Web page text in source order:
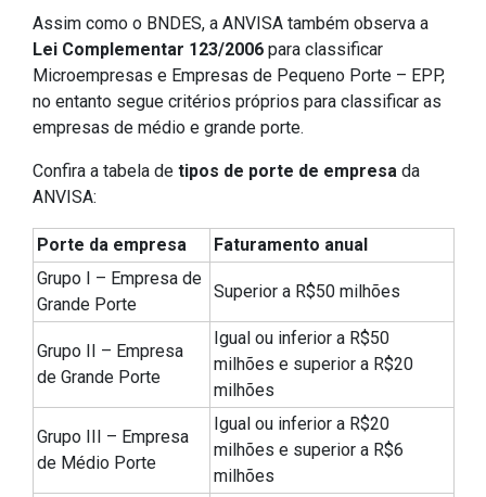
Assim como o BNDES, a ANVISA também observa a
Lei Complementar 123/2006 para classificar
Microempresas e Empresas de Pequeno Porte – EPP,
no entanto segue critérios próprios para classificar as
empresas de médio e grande porte.
Confira a tabela de tipos de porte de empresa da
ANVISA:
Porte da empresa
Faturamento anual
Grupo I – Empresa de
Grande Porte
Superior a R$50 milhões
Grupo II – Empresa
de Grande Porte
Igual ou inferior a R$50
milhões e superior a R$20
milhões
Grupo III – Empresa
de Médio Porte
Igual ou inferior a R$20
milhões e superior a R$6
milhões